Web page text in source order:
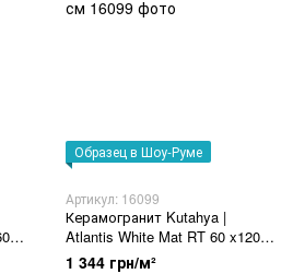
Образец в Шоу-Руме
Артикул: 16099
Керамогранит Kutahya |
Atlantis White Mat RT 60 x120
см
1 344 грн/м²